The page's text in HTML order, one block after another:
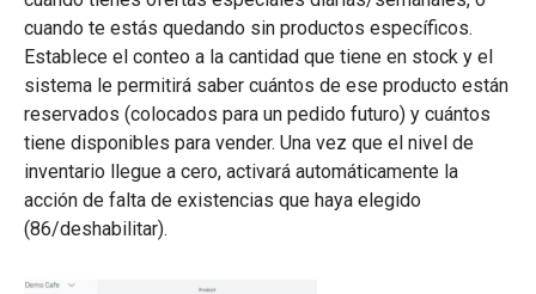
cuando te estás quedando sin productos específicos.
Establece el conteo a la cantidad que tiene en stock y el
sistema le permitirá saber cuántos de ese producto están
reservados (colocados para un pedido futuro) y cuántos
tiene disponibles para vender. Una vez que el nivel de
inventario llegue a cero, activará automáticamente la
acción de falta de existencias que haya elegido
(86/deshabilitar).